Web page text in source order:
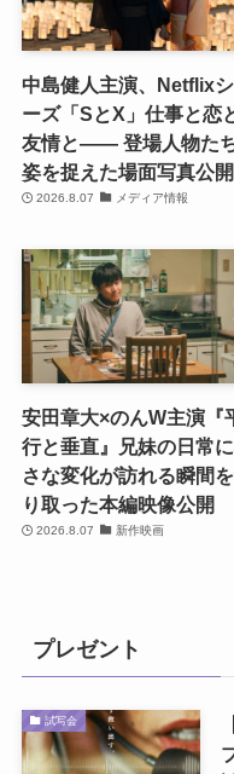
中島健人主演、Netflix
ーズ「SとX」仕事と恋
友情と―― 登場人物た
姿を捉えた場面写真公開
2026.8.07 メディア情報
安田章大×のんW主演『
行と垂直』兄妹の日常
さな変化が訪れる瞬間
り取った本編映像公開
2026.8.07 新作映画
プレゼント
試写会